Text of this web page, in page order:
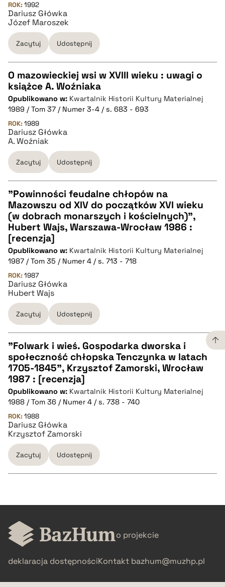
BIBTEX
pobierz cytat
ROK: 1992
Dariusz Główka
Józef Maroszek
Zacytuj Udostępnij
CZYSTY TEKST
pobierz cytat
BIBTEX
pobierz cytat
O mazowieckiej wsi w XVIII wieku : uwagi o
książce A. Woźniaka
Opublikowano w: Kwartalnik Historii Kultury Materialnej
1989 / Tom 37 / Numer 3-4 / s. 683 - 693
ROK: 1989
Dariusz Główka
A. Woźniak
Zacytuj Udostępnij
CZYSTY TEKST
pobierz cytat
BIBTEX
pobierz cytat
"Powinności feudalne chłopów na
Mazowszu od XIV do początków XVI wieku
(w dobrach monarszych i kościelnych)",
Hubert Wajs, Warszawa-Wrocław 1986 :
[recenzja]
Opublikowano w: Kwartalnik Historii Kultury Materialnej
1987 / Tom 35 / Numer 4 / s. 713 - 718
ROK: 1987
Dariusz Główka
Hubert Wajs
Zacytuj Udostępnij
CZYSTY TEKST
pobierz cytat
BIBTEX
pobierz cytat
"Folwark i wieś. Gospodarka dworska i
społeczność chłopska Tenczynka w latach
1705-1845", Krzysztof Zamorski, Wrocław
1987 : [recenzja]
Opublikowano w: Kwartalnik Historii Kultury Materialnej
1988 / Tom 36 / Numer 4 / s. 738 - 740
ROK: 1988
Dariusz Główka
Krzysztof Zamorski
Zacytuj Udostępnij
CZYSTY TEKST
pobierz cytat
BIBTEX
o projekcie
deklaracja dostępnościKontakt bazhum@muzhp.pl